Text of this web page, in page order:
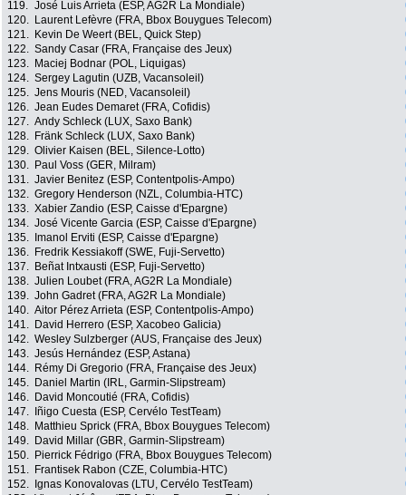
119. José Luis Arrieta (ESP, AG2R La Mondiale)
120.
Laurent Lefèvre (FRA, Bbox Bouygues Telecom)
121.
Kevin De Weert (BEL, Quick Step)
122. Sandy Casar (FRA, Française des Jeux)
123.
Maciej Bodnar (POL, Liquigas)
124. Sergey Lagutin (UZB, Vacansoleil)
125. Jens Mouris (NED, Vacansoleil)
126. Jean Eudes Demaret (FRA, Cofidis)
127. Andy Schleck (LUX, Saxo Bank)
128.
Fränk Schleck (LUX, Saxo Bank)
129. Olivier Kaisen (BEL, Silence-Lotto)
130.
Paul Voss (GER, Milram)
131. Javier Benitez (ESP, Contentpolis-Ampo)
132. Gregory Henderson (NZL, Columbia-HTC)
133. Xabier Zandio (ESP, Caisse d'Epargne)
134. José Vicente Garcia (ESP, Caisse d'Epargne)
135.
Imanol Erviti (ESP, Caisse d'Epargne)
136.
Fredrik Kessiakoff (SWE, Fuji-Servetto)
137.
Beñat Intxausti (ESP, Fuji-Servetto)
138. Julien Loubet (FRA, AG2R La Mondiale)
139. John Gadret (FRA, AG2R La Mondiale)
140. Aitor Pérez Arrieta (ESP, Contentpolis-Ampo)
141.
David Herrero (ESP, Xacobeo Galicia)
142. Wesley Sulzberger (AUS, Française des Jeux)
143. Jesús Hernández (ESP, Astana)
144.
Rémy Di Gregorio (FRA, Française des Jeux)
145.
Daniel Martin (IRL, Garmin-Slipstream)
146.
David Moncoutié (FRA, Cofidis)
147.
Iñigo Cuesta (ESP, Cervélo TestTeam)
148.
Matthieu Sprick (FRA, Bbox Bouygues Telecom)
149.
David Millar (GBR, Garmin-Slipstream)
150.
Pierrick Fédrigo (FRA, Bbox Bouygues Telecom)
151.
Frantisek Rabon (CZE, Columbia-HTC)
152.
Ignas Konovalovas (LTU, Cervélo TestTeam)